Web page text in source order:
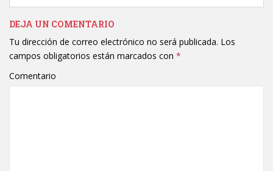
DEJA UN COMENTARIO
Tu dirección de correo electrónico no será publicada. Los
campos obligatorios están marcados con *
Comentario